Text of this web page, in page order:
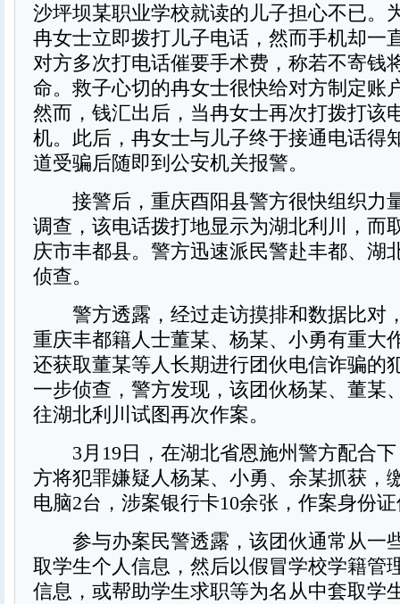
沙坪坝某职业学校就读的儿子担心不已。
冉女士立即拨打儿子电话，然而手机却一
对方多次打电话催要手术费，称若不寄钱
命。救子心切的冉女士很快给对方制定账
然而，钱汇出后，当冉女士再次打拨打该
机。此后，冉女士与儿子终于接通电话得
道受骗后随即到公安机关报警。
接警后，重庆酉阳县警方很快组织力
调查，该电话拨打地显示为湖北利川，而
庆市丰都县。警方迅速派民警赴丰都、湖
侦查。
警方透露，经过走访摸排和数据比对
重庆丰都籍人士董某、杨某、小勇有重大
还获取董某等人长期进行团伙电信诈骗的
一步侦查，警方发现，该团伙杨某、董某
往湖北利川试图再次作案。
3月19日，在湖北省恩施州警方配合下
方将犯罪嫌疑人杨某、小勇、余某抓获，
电脑2台，涉案银行卡10余张，作案身份
参与办案民警透露，该团伙通常从一
取学生个人信息，然后以假冒学校学籍管
信息，或帮助学生求职等为名从中套取学